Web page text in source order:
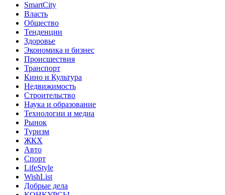
SmartCity
Власть
Общество
Тенденции
Здоровье
Экономика и бизнес
Происшествия
Транспорт
Кино и Культура
Недвижимость
Строительство
Наука и образование
Технологии и медиа
Рынок
Туризм
ЖКХ
Авто
Спорт
LifeStyle
WishList
Добрые дела